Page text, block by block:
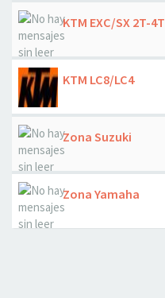
KTM EXC/SX 2T-4T
KTM LC8/LC4
Zona Suzuki
Zona Yamaha